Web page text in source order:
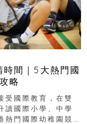
間｜5大熱門國
略
受國際教育，在雙
讀國際小學、中學
熱門國際幼稚園競